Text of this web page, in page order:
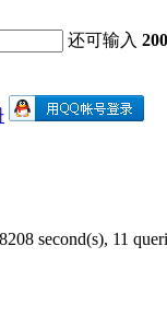
还可输入200
second(s), 11